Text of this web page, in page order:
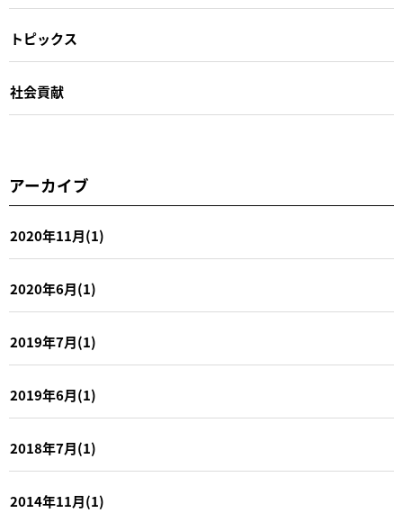
トピックス
社会貢献
アーカイブ
2020年11月(1)
2020年6月(1)
2019年7月(1)
2019年6月(1)
2018年7月(1)
2014年11月(1)